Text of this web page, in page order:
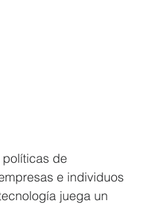
de
e individuos
juega un